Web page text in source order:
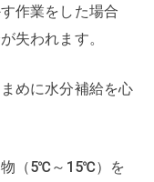
作業をした場合
失われます。
めに水分補給を心
物（5℃～15℃）を